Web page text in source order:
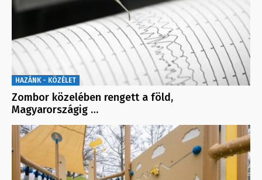
HAZÁNK - KÖZÉLET
Zombor közelében rengett a föld,
Magyarországig …